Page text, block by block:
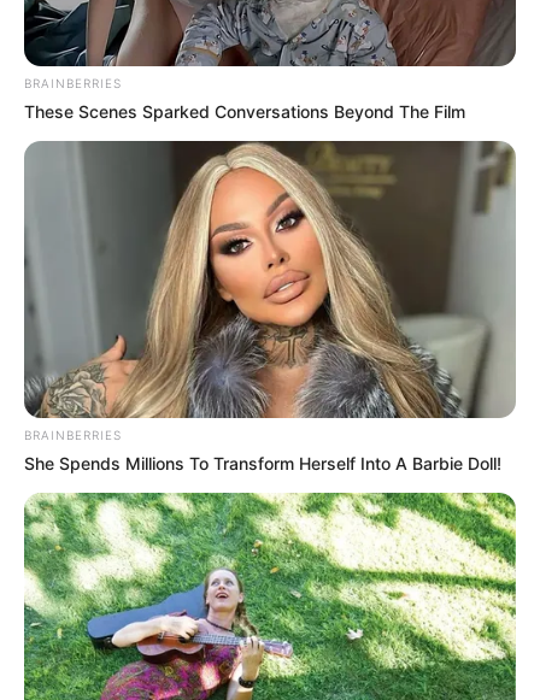
BRAINBERRIES
These Scenes Sparked Conversations Beyond The Film
BRAINBERRIES
She Spends Millions To Transform Herself Into A Barbie Doll!